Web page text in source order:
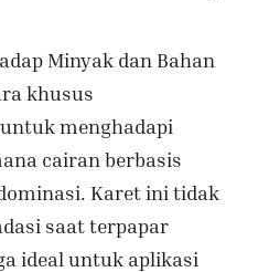
Minyak dan Bahan
khusus
menghadapi
cairan berbasis
Karet ini tidak
saat terpapar
ideal untuk aplikasi